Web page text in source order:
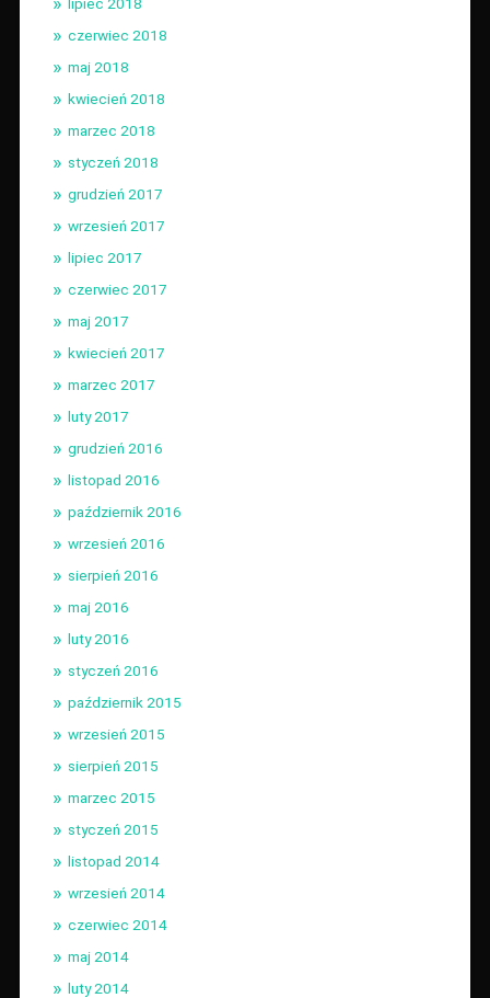
czerwiec 2018
maj 2018
kwiecień 2018
marzec 2018
styczeń 2018
grudzień 2017
wrzesień 2017
lipiec 2017
czerwiec 2017
maj 2017
kwiecień 2017
marzec 2017
luty 2017
grudzień 2016
listopad 2016
październik 2016
wrzesień 2016
sierpień 2016
maj 2016
luty 2016
styczeń 2016
październik 2015
wrzesień 2015
sierpień 2015
marzec 2015
styczeń 2015
listopad 2014
wrzesień 2014
czerwiec 2014
maj 2014
luty 2014